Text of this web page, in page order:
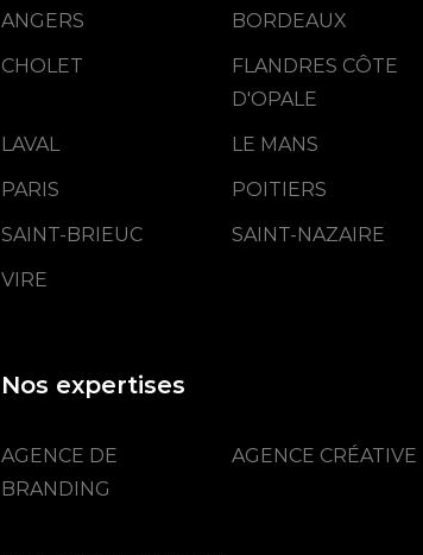
ANGERS BORDEAUX
CHOLET
FLANDRES CÔTE
D'OPALE
LAVAL LE MANS
PARIS
POITIERS
SAINT-BRIEUC
SAINT-NAZAIRE
VIRE
Nos expertises
AGENCE DE
BRANDING
AGENCE CRÉATIVE